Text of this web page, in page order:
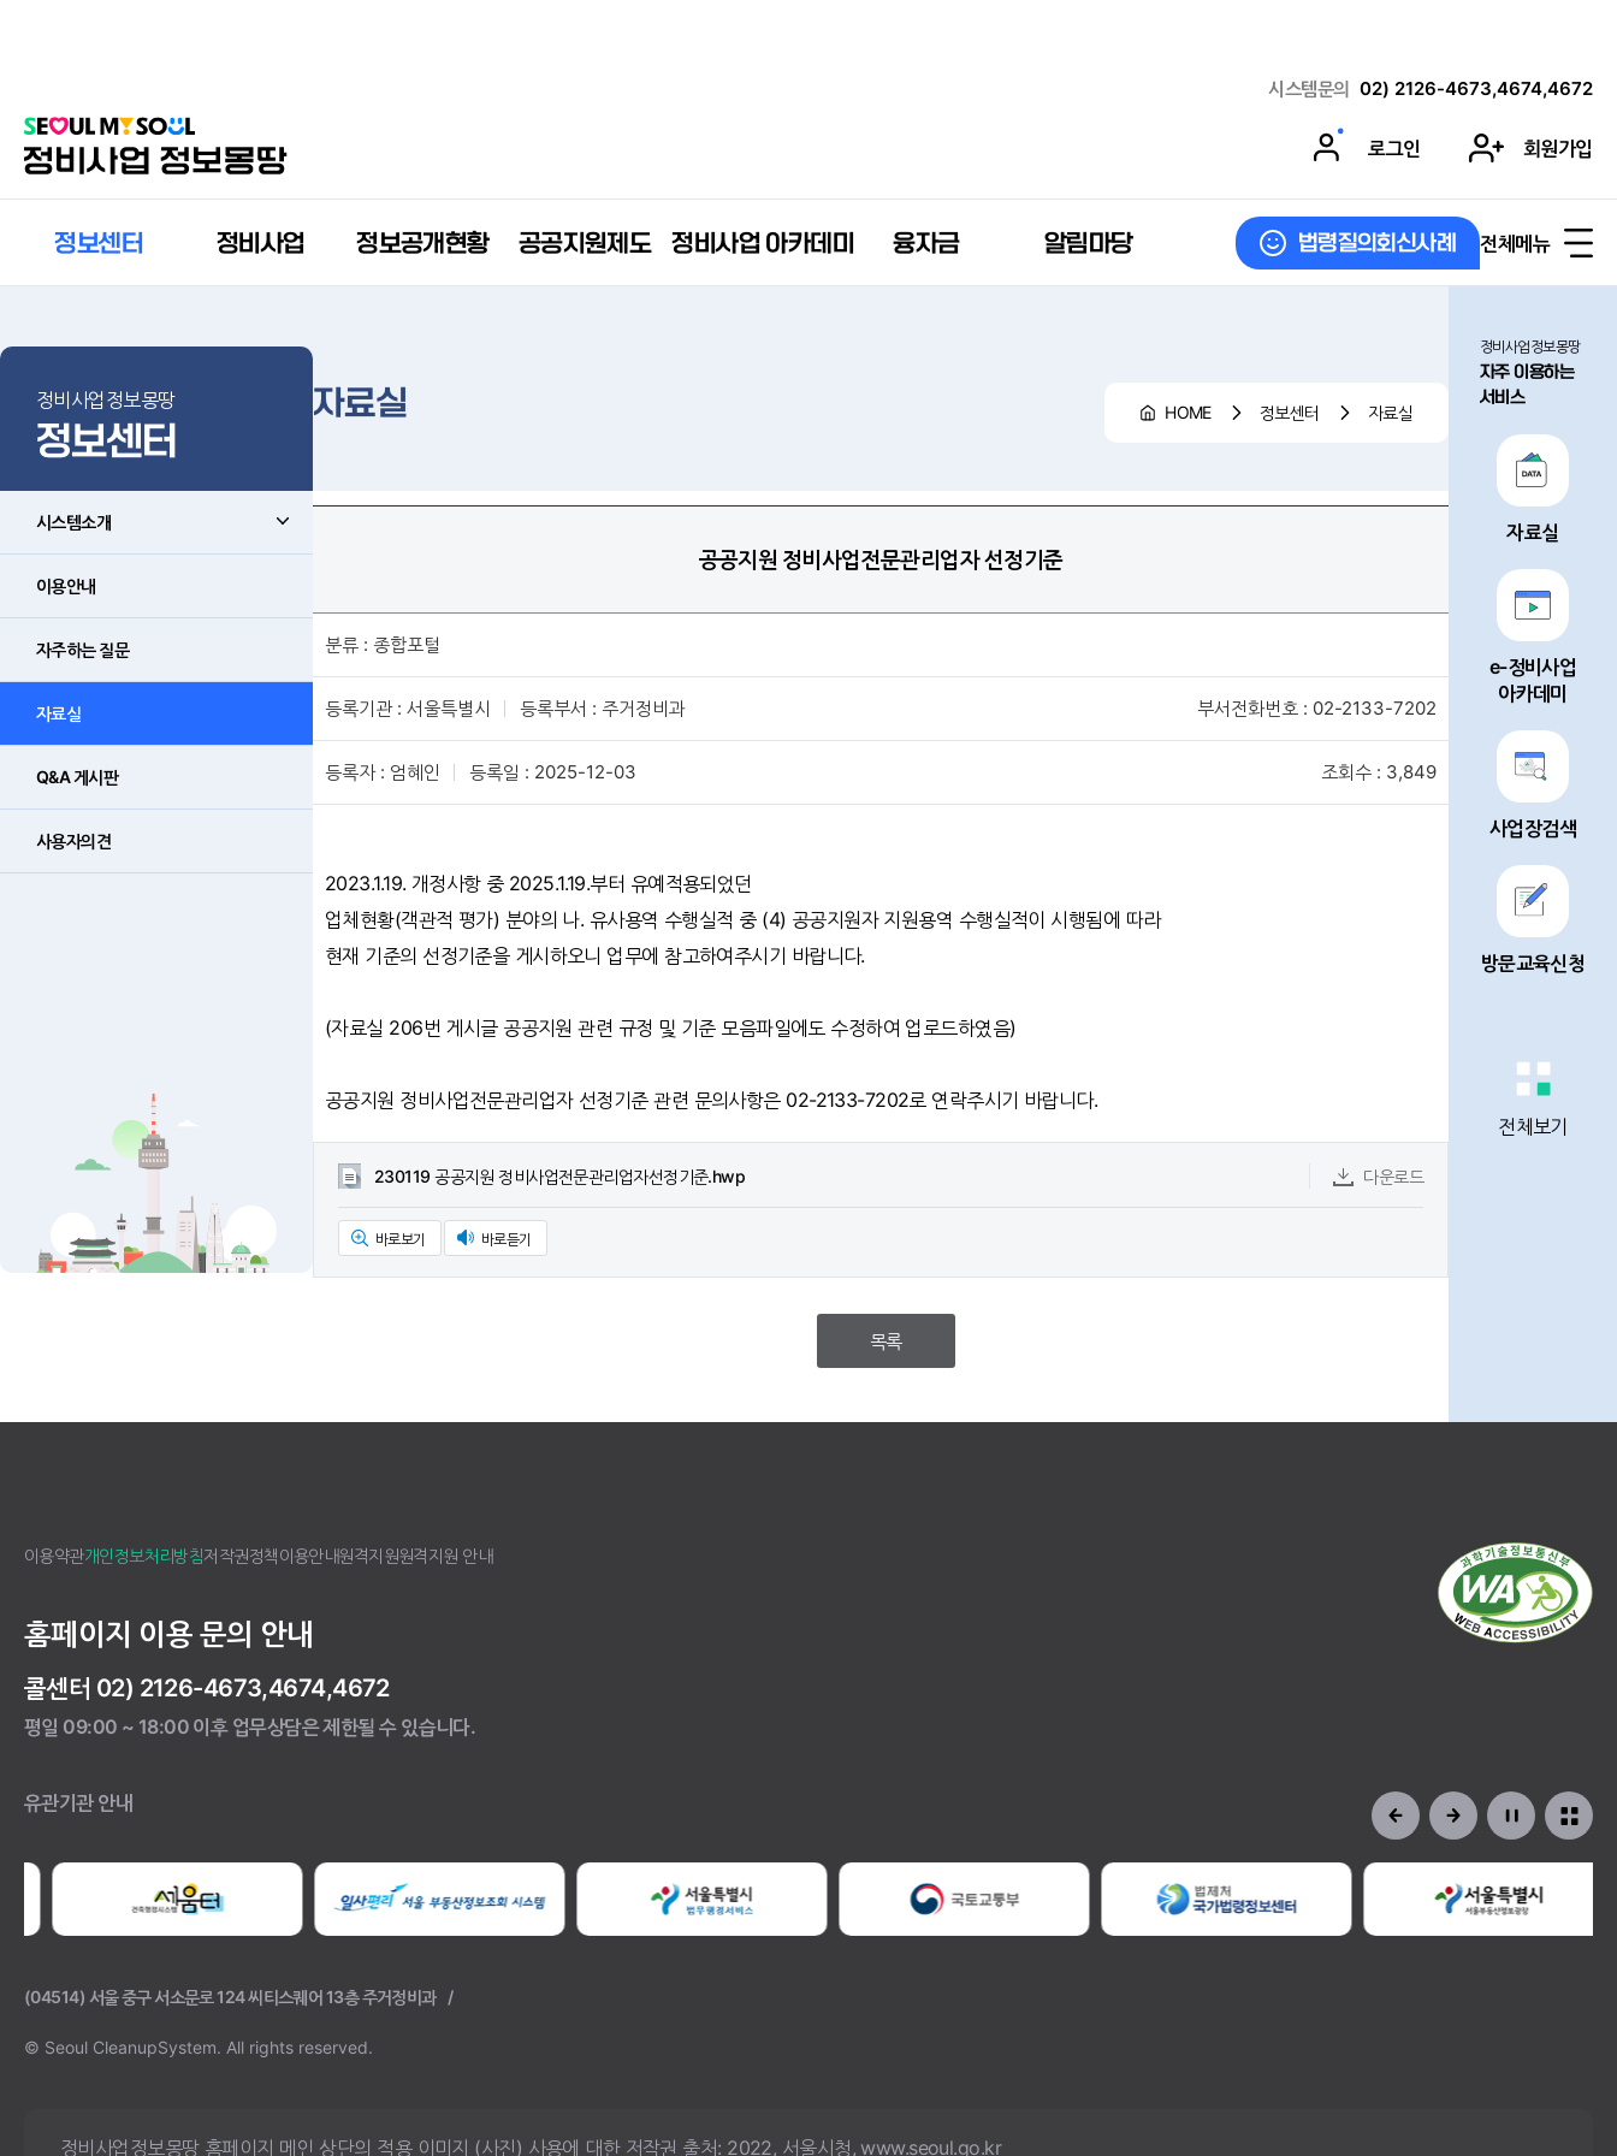
시스템문의 02) 2126-4673,4674,4672
로그인 회원가입
정보센터 정비사업 정보공개현황 공공지원제도 정비사업 아카데미 융자금 알림마당 법령질의회신사례 전체메뉴
정비사업정보몽땅
정보센터
시스템소개
이용안내
자주하는 질문
자료실
Q&A 게시판
사용자의견
자료실 HOME 정보센터 자료실
공공지원 정비사업전문관리업자 선정기준
분류 : 종합포털
등록기관 : 서울특별시 등록부서 : 주거정비과 부서전화번호 : 02-2133-7202
등록자 : 엄혜인 등록일 : 2025-12-03 조회수 : 3,849
2023.1.19. 개정사항 중 2025.1.19.부터 유예적용되었던
업체현황(객관적 평가) 분야의 나. 유사용역 수행실적 중 (4) 공공지원자 지원용역 수행실적이 시행됨에 따라
현재 기준의 선정기준을 게시하오니 업무에 참고하여주시기 바랍니다.
(자료실 206번 게시글 공공지원 관련 규정 및 기준 모음파일에도 수정하여 업로드하였음)
공공지원 정비사업전문관리업자 선정기준 관련 문의사항은 02-2133-7202로 연락주시기 바랍니다.
230119 공공지원 정비사업전문관리업자선정기준.hwp 다운로드
바로보기 바로듣기
목록
정비사업정보몽땅
자주 이용하는
서비스
자료실
e-정비사업
아카데미
사업장검색
방문교육신청
정비사업
통계
이용안내
Q&A
전체보기
이용약관개인정보처리방침저작권정책이용안내원격지원원격지원 안내
홈페이지 이용 문의 안내
콜센터 02) 2126-4673,4674,4672
평일 09:00 ~ 18:00 이후 업무상담은 제한될 수 있습니다.
유관기관 안내
(04514) 서울 중구 서소문로 124 씨티스퀘어 13층 주거정비과
© Seoul CleanupSystem. All rights reserved.
정비사업정보몽땅 홈페이지 메인 상단의 적용 이미지 (사진) 사용에 대한 저작권 출처: 2022, 서울시청, www.seoul.go.kr